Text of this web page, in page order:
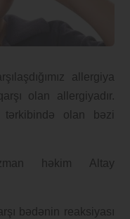
allergiya
olan allergiyadır.
tərkibində olan bəzi
həkim Altay
bədənin reaksiyası